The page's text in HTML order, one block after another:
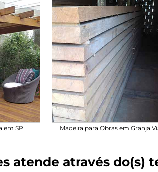
em SP Madeira para Obras em Granja
atende através do(s)